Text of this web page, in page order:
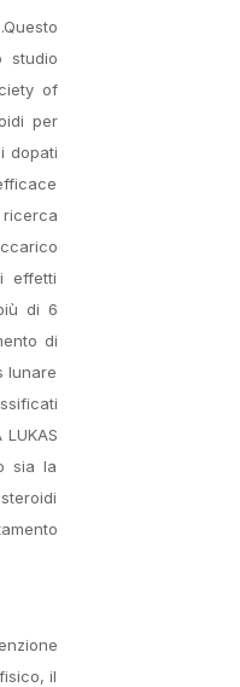
studio
of
per
dopati
effetti
di 6
di
lunare
sia la
il